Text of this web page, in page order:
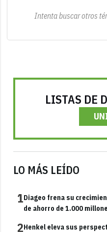
Intenta buscar otros
LISTAS DE
LO MÁS LEÍDO
1Diageo frena su
de ahorro de 1.000
2Henkel eleva sus